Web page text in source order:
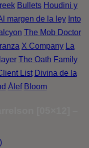
Bullets Houdini y
margen de la ley Into
The Mob Doctor
X Company La
The Oath Family
List Divina de la
Álef Bloom